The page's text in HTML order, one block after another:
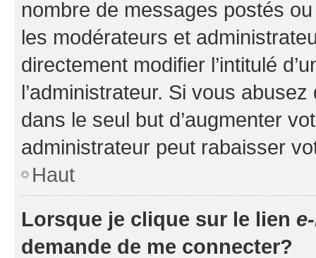
nombre de messages postés
les modérateurs et
directement modifier l’intitulé
l’administrateur. Si vous
dans le seul but d’augmenter
administrateur peut rabaisser
Haut
Lorsque je clique sur le lien
demande de me connecter?